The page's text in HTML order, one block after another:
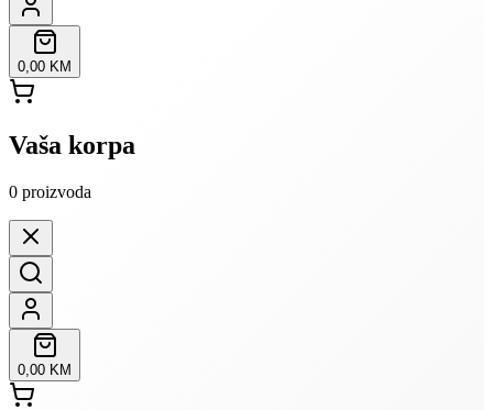
0,00 KM
Vaša korpa
0 proizvoda
0,00 KM